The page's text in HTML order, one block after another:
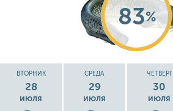
83%
ВТОРНИК
28
июля
СРЕДА
29
июля
ЧЕТВЕРГ
30
июля